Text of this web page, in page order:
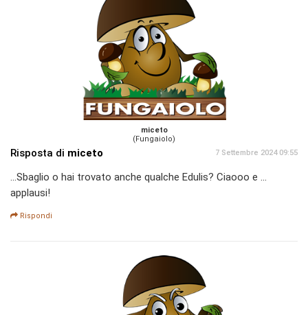
miceto
(Fungaiolo)
Risposta di miceto 7 Settembre 2024 09:55
...Sbaglio o hai trovato anche qualche Edulis? Ciaooo e ...
applausi!
Rispondi